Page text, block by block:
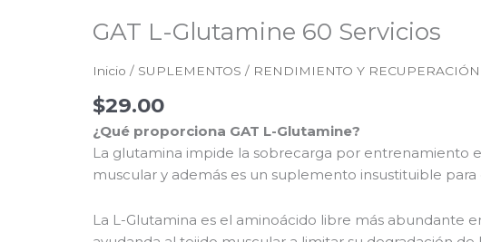
GAT L-Glutamine 60 Servicios
Inicio / SUPLEMENTOS / RENDIMIENTO Y RECUPERACIÓN
$29.00
¿Qué proporciona GAT L-Glutamine?
La glutamina impide la sobrecarga por entrenamiento
muscular y además es un suplemento insustituible
La L-Glutamina es el aminoácido libre más abundante